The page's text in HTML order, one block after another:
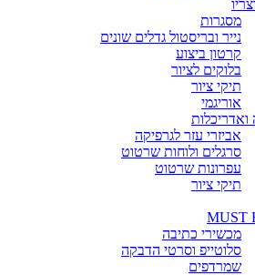
מסגרות
נייר ובריסטול גדלים שונים
קרטון ביצוע
בלוקים לציור
תיקי ציור
אוריגמי
ואדריכלות
אביזרי עזר לגרפיקה
סרגלים ולוחות שרטוט
עפרונות שרטוט
תיקי ציור
MUST
מכשירי כתיבה
סלוטייפ וסרטי הדבקה
שמרדפים